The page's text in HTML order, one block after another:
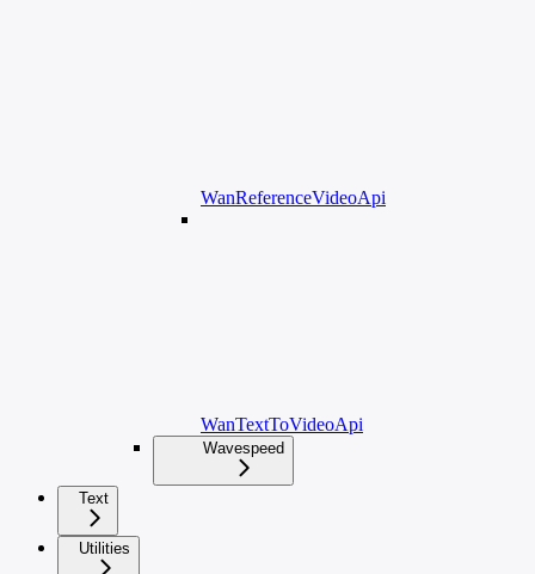
WanReferenceVideoApi
WanTextToVideoApi
Wavespeed
Text
Utilities